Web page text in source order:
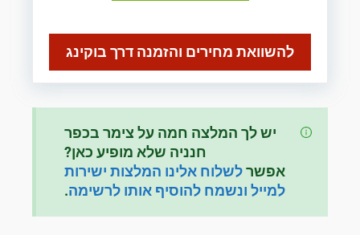
להשוואת מחירים והזמנה דרך בוקינג
יש לך המלצה חמה על צימר בכפר
חנניה שלא מופיע כאן?
אפשרלשלוח אלינו המלצות ישירות
למייל ונשמח להוסיף אותו לרשימה.